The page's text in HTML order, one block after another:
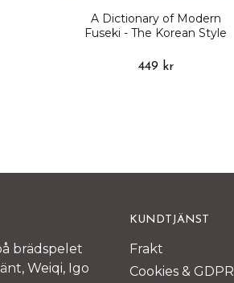
A Dictionary of Modern
Fuseki - The Korean Style
449 kr
brädspelet
Weiqi, Igo
KUNDTJÄNST
Frakt
Cookies & GDPR